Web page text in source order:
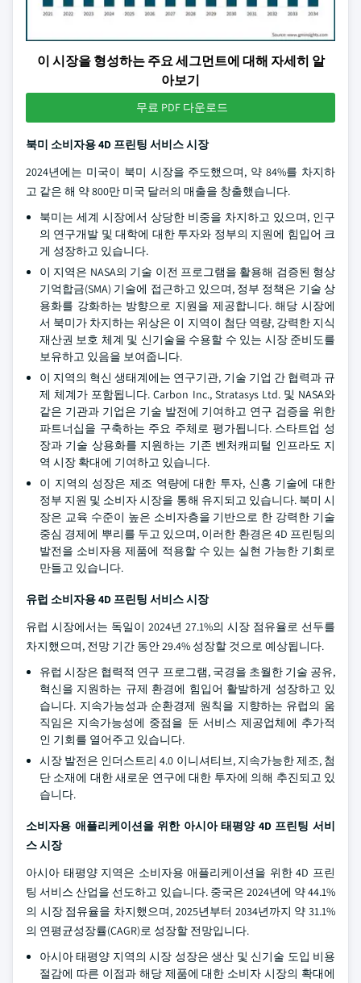
이 시장을 형성하는 주요 세그먼트에 대해 자세히 알
아보기
무료 PDF 다운로드
북미 소비자용 4D 프린팅 서비스 시장
2024년에는 미국이 북미 시장을 주도했으며, 약 84%를 차지하
고 같은 해 약 800만 미국 달러의 매출을 창출했습니다.
북미는 세계 시장에서 상당한 비중을 차지하고 있으며, 인구
의 연구개발 및 대학에 대한 투자와 정부의 지원에 힘입어 크
게 성장하고 있습니다.
이 지역은 NASA의 기술 이전 프로그램을 활용해 검증된 형상
기억합금(SMA) 기술에 접근하고 있으며, 정부 정책은 기술 상
용화를 강화하는 방향으로 지원을 제공합니다. 해당 시장에
서 북미가 차지하는 위상은 이 지역이 첨단 역량, 강력한 지식
재산권 보호 체계 및 신기술을 수용할 수 있는 시장 준비도를
보유하고 있음을 보여줍니다.
이 지역의 혁신 생태계에는 연구기관, 기술 기업 간 협력과 규
제 체계가 포함됩니다. Carbon Inc., Stratasys Ltd. 및 NASA와
같은 기관과 기업은 기술 발전에 기여하고 연구 검증을 위한
파트너십을 구축하는 주요 주체로 평가됩니다. 스타트업 성
장과 기술 상용화를 지원하는 기존 벤처캐피털 인프라도 지
역 시장 확대에 기여하고 있습니다.
이 지역의 성장은 제조 역량에 대한 투자, 신흥 기술에 대한
정부 지원 및 소비자 시장을 통해 유지되고 있습니다. 북미 시
장은 교육 수준이 높은 소비자층을 기반으로 한 강력한 기술
중심 경제에 뿌리를 두고 있으며, 이러한 환경은 4D 프린팅의
발전을 소비자용 제품에 적용할 수 있는 실현 가능한 기회로
만들고 있습니다.
유럽 소비자용 4D 프린팅 서비스 시장
유럽 시장에서는 독일이 2024년 27.1%의 시장 점유율로 선두를
차지했으며, 전망 기간 동안 29.4% 성장할 것으로 예상됩니다.
유럽 시장은 협력적 연구 프로그램, 국경을 초월한 기술 공유,
혁신을 지원하는 규제 환경에 힘입어 활발하게 성장하고 있
습니다. 지속가능성과 순환경제 원칙을 지향하는 유럽의 움
직임은 지속가능성에 중점을 둔 서비스 제공업체에 추가적
인 기회를 열어주고 있습니다.
시장 발전은 인더스트리 4.0 이니셔티브, 지속가능한 제조, 첨
단 소재에 대한 새로운 연구에 대한 투자에 의해 추진되고 있
습니다.
소비자용 애플리케이션을 위한 아시아 태평양 4D 프린팅 서비
스 시장
아시아 태평양 지역은 소비자용 애플리케이션을 위한 4D 프린
팅 서비스 산업을 선도하고 있습니다. 중국은 2024년에 약 44.1%
의 시장 점유율을 차지했으며, 2025년부터 2034년까지 약 31.1%
의 연평균성장률(CAGR)로 성장할 전망입니다.
아시아 태평양 지역의 시장 성장은 생산 및 신기술 도입 비용
절감에 따른 이점과 해당 제품에 대한 소비자 시장의 확대에